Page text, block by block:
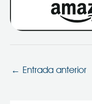
← Entrada anterior